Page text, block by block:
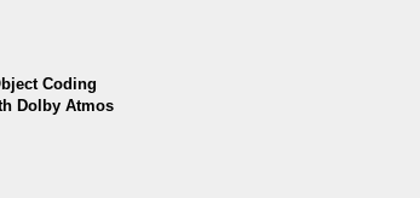
Coding
Dolby Atmos